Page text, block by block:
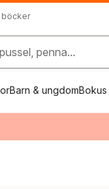
böcker
penna...
Barn & ungdomBokus